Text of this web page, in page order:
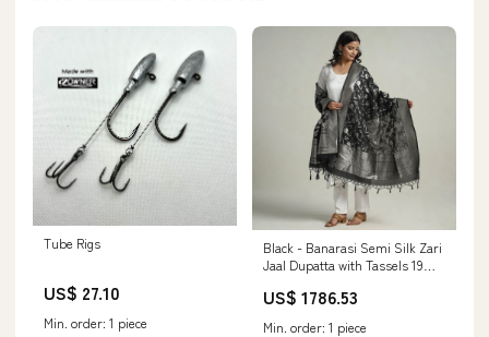
Tube Rigs
US$ 27.10
Min. order: 1 piece
Black - Banarasi Semi Silk Zari
Jaal Dupatta with Tassels 19
off-white
US$ 1786.53
Min. order: 1 piece